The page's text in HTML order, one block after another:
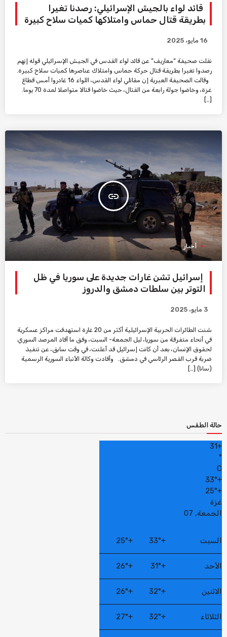
قائد لواء بالجيش الإسرائيلي: رصدنا تغيرا
بطريقة قتال حماس وامتلاكها كميات سلاح كبيرة
16 مايو، 2025
نقلت صحيفة “معاريف” عن قائد لواء القدس في الجيش الإسرائيلي قوله إنهم
رصدوا تغيرا بطريقة قتال حركة حماس وامتلاك عناصرها كميات سلاح كبيرة.
وقالت الصحيفة العبرية إن مقاتلي لواء القدس، اللواء 16 غادروا أمس قطاع
غزة، وخاضوا جولة رابعة من القتال، حيث خاضوا قتالا متواصلا لمدة 70 يوما.
[…]
insert_link
أخبار
إسرائيل تشن غارات جديدة على سوريا في ظل
التوتر بين سلطات دمشق والدروز
3 مايو، 2025
شنت الطائرات الحربية الإسرائيلية أكثر من 20 غارة استهدفت مراكز عسكرية
في أنحاء متفرقة من سوريا، ليل الجمعة- السبت، وفق ما أفاد المرصد السوري
لحقوق الإنسان، بعد أن كانت إسرائيل قد أعلنت، في وقت سابق، عن تنفيذ
ضربة قرب القصر الرئاسي في دمشق. وأفادت وكالة الأنباء السورية الرسمية
(سانا) […]
حالة الطقس
+
31
°
C
+
33°
+
25°
غزة
الجمعة, 07
السبت +
33°
+
25°
الأحد +
31°
+
26°
الاثنين +
32°
+
26°
الثلاثاء +
32°
+
27°